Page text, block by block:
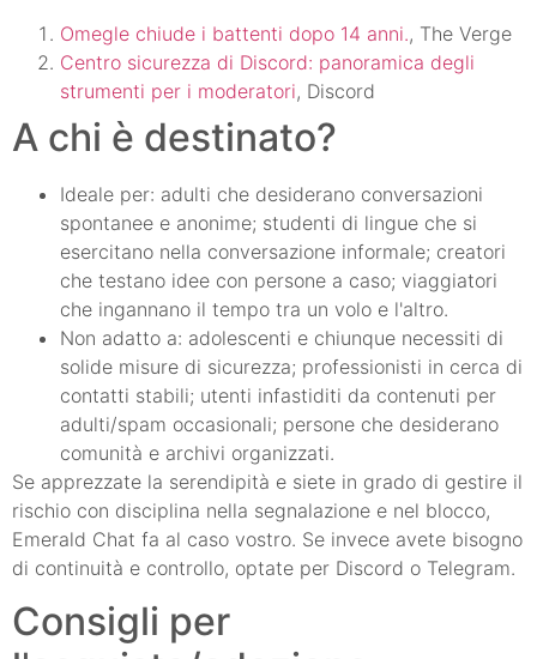
Omegle chiude i battenti dopo 14 anni., The Verge
Centro sicurezza di Discord: panoramica degli
strumenti per i moderatori, Discord
A chi è destinato?
Ideale per: adulti che desiderano conversazioni
spontanee e anonime; studenti di lingue che si
esercitano nella conversazione informale; creatori
che testano idee con persone a caso; viaggiatori
che ingannano il tempo tra un volo e l'altro.
Non adatto a: adolescenti e chiunque necessiti di
solide misure di sicurezza; professionisti in cerca di
contatti stabili; utenti infastiditi da contenuti per
adulti/spam occasionali; persone che desiderano
comunità e archivi organizzati.
Se apprezzate la serendipità e siete in grado di gestire il
rischio con disciplina nella segnalazione e nel blocco,
Emerald Chat fa al caso vostro. Se invece avete bisogno
di continuità e controllo, optate per Discord o Telegram.
Consigli per